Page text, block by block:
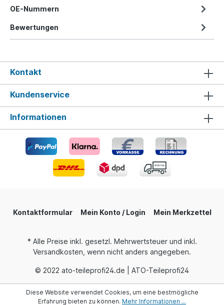
OE-Nummern
Bewertungen
Kontakt
Kundenservice
Informationen
Kontaktformular Mein Konto / Login Mein Merkzettel
* Alle Preise inkl. gesetzl. Mehrwertsteuer und inkl.
Versandkosten, wenn nicht anders angegeben.
© 2022 ato-teileprofi24.de | ATO-Teileprofi24
Diese Website verwendet Cookies, um eine bestmögliche
Erfahrung bieten zu können. Mehr Informationen ...